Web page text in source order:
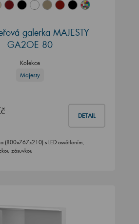
galerka MAJESTY
GA2OE 80
Kolekce
Majesty
DETAIL
(800x767x210) s LED osvětlením,
zásuvkou